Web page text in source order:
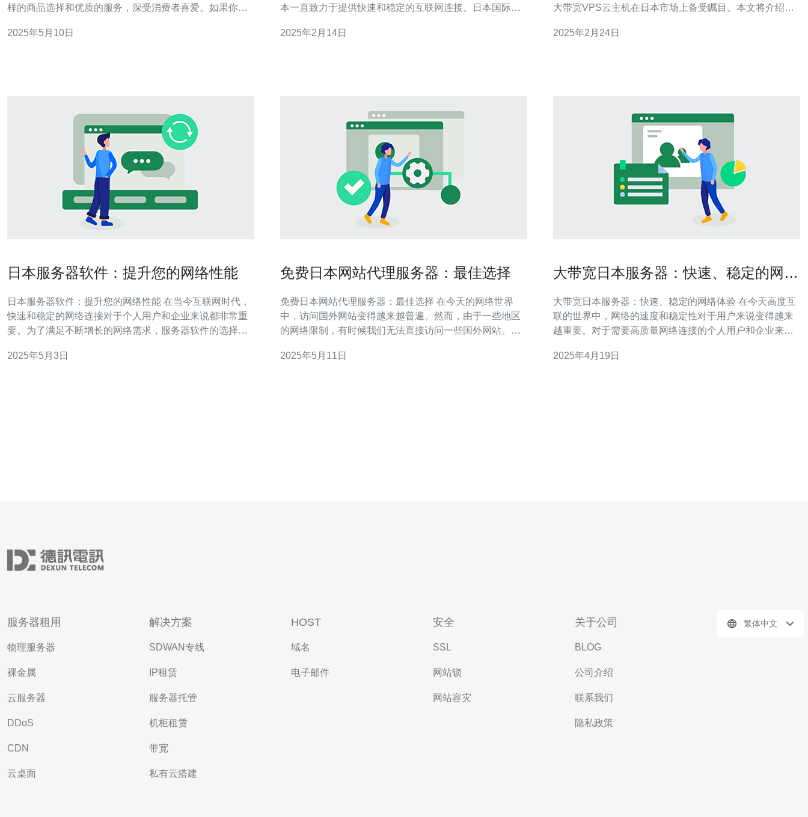
样的商品选择和优质的服务，深受消费者喜爱。如果你想
么可以考虑通过微信找到亚马逊日本站群，获取更多优质
2025年5月10日
本一直致力于提供快速和稳定的互联网连接。日本国际带
一。 国际带宽出口是指将互联网流量从一个国家传输到另
2025年2月14日
大带宽VPS云主机在日本市场上备受瞩目。本文将介绍日
的科技大国，拥有先进的网络基础设施。它的互联网速度
2025年2月24日
日本服务器软件：提升您的网络性能
日本服务器软件：提升您的网络性能 在当今互联网时代，
快速和稳定的网络连接对于个人用户和企业来说都非常重
要。为了满足不断增长的网络需求，服务器软件的选择变
名，成为许多人的首选。 日本是一个技术发达的国家，拥
2025年5月3日
免费日本网站代理服务器：最佳选择
免费日本网站代理服务器：最佳选择 在今天的网络世界
中，访问国外网站变得越来越普遍。然而，由于一些地区
的网络限制，有时候我们无法直接访问一些国外网站。这
务器是一种位于用户和目标服务器之间的服务器，充当用
2025年5月11日
大带宽日本服务器：快速、稳定的网络
大带宽日本服务器：快速、稳定的网络体验 在今天高度互
联的世界中，网络的速度和稳定性对于用户来说变得越来
越重要。对于需要高质量网络连接的个人用户和企业来
这方面，大带宽日本服务器是一个值得考虑的选择。 大带
2025年4月19日
服务器租用
物理服务器
裸金属
云服务器
DDoS
CDN
云桌面
解决方案
SDWAN专线
IP租赁
服务器托管
机柜租赁
带宽
私有云搭建
HOST
域名
电子邮件
安全
SSL
网站锁
网站容灾
关于公司
BLOG
公司介绍
联系我们
隐私政策
繁体中文